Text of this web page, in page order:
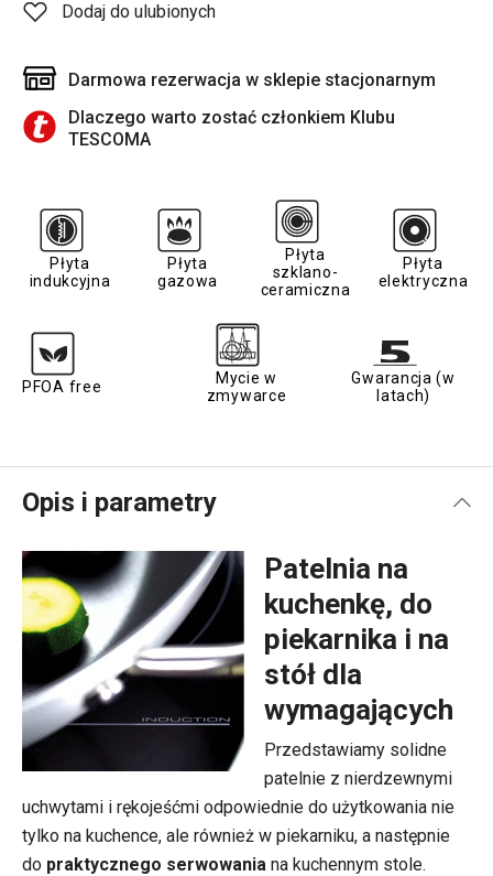
Dodaj do ulubionych
Darmowa rezerwacja w sklepie stacjonarnym
Dlaczego warto zostać członkiem Klubu
TESCOMA
Płyta
indukcyjna
Płyta
gazowa
Płyta
szklano-
ceramiczna
Płyta
elektryczna
PFOA free
Mycie w
zmywarce
Gwarancja (w
latach)
Opis i parametry
Patelnia na
kuchenkę, do
piekarnika i na
stół dla
wymagających
Przedstawiamy solidne
patelnie z nierdzewnymi
uchwytami i rękojeśćmi odpowiednie do użytkowania nie
tylko na kuchence, ale również w piekarniku, a następnie
do praktycznego serwowania na kuchennym stole.